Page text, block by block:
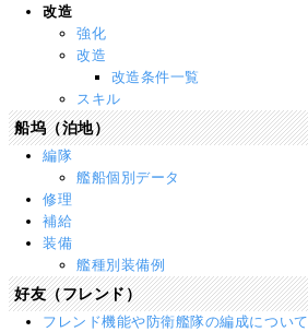
改造
強化
改造
改造条件一覧
スキル
船坞（泊地）
編隊
艦船個別データ
修理
補給
装備
艦種別装備例
好友（フレンド）
フレンド機能や防衛艦隊の編成について